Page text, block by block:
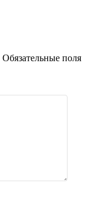
Обязательные поля